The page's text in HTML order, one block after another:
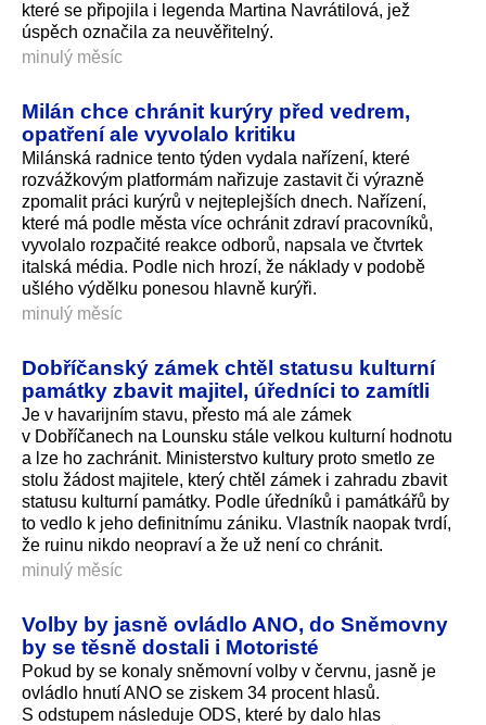
které se připojila i legenda Martina Navrátilová, jež
úspěch označila za neuvěřitelný.
minulý měsíc
Milán chce chránit kurýry před vedrem,
opatření ale vyvolalo kritiku
Milánská radnice tento týden vydala nařízení, které
rozvážkovým platformám nařizuje zastavit či výrazně
zpomalit práci kurýrů v nejteplejších dnech. Nařízení,
které má podle města více ochránit zdraví pracovníků,
vyvolalo rozpačité reakce odborů, napsala ve čtvrtek
italská média. Podle nich hrozí, že náklady v podobě
ušlého výdělku ponesou hlavně kurýři.
minulý měsíc
Dobříčanský zámek chtěl statusu kulturní
památky zbavit majitel, úředníci to zamítli
Je v havarijním stavu, přesto má ale zámek
v Dobříčanech na Lounsku stále velkou kulturní hodnotu
a lze ho zachránit. Ministerstvo kultury proto smetlo ze
stolu žádost majitele, který chtěl zámek i zahradu zbavit
statusu kulturní památky. Podle úředníků i památkářů by
to vedlo k jeho definitnímu zániku. Vlastník naopak tvrdí,
že ruinu nikdo neopraví a že už není co chránit.
minulý měsíc
Volby by jasně ovládlo ANO, do Sněmovny
by se těsně dostali i Motoristé
Pokud by se konaly sněmovní volby v červnu, jasně je
ovládlo hnutí ANO se ziskem 34 procent hlasů.
S odstupem následuje ODS, které by dalo hlas